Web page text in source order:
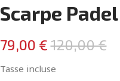
Scarpe
79,00 €120,00 €
Tasse incluse